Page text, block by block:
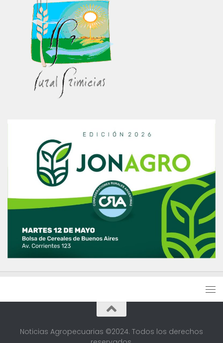
Noticias Agropecuarias ©2024. Todos los derechos